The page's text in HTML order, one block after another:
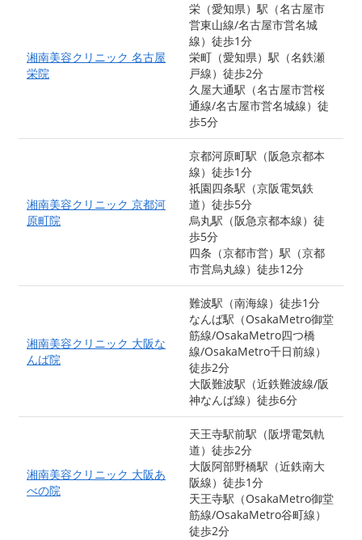
湘南美容クリニック 名古屋
栄院
栄（愛知県）駅（名古屋市
営東山線/名古屋市営名城
線）徒歩1分
栄町（愛知県）駅（名鉄瀬
戸線）徒歩2分
久屋大通駅（名古屋市営桜
通線/名古屋市営名城線）徒
歩5分
湘南美容クリニック 京都河
原町院
京都河原町駅（阪急京都本
線）徒歩1分
祇園四条駅（京阪電気鉄
道）徒歩5分
烏丸駅（阪急京都本線）徒
歩5分
四条（京都市営）駅（京都
市営烏丸線）徒歩12分
湘南美容クリニック 大阪な
んば院
難波駅（南海線）徒歩1分
なんば駅（OsakaMetro御堂
筋線/OsakaMetro四つ橋
線/OsakaMetro千日前線）
徒歩2分
大阪難波駅（近鉄難波線/阪
神なんば線）徒歩6分
湘南美容クリニック 大阪あ
べの院
天王寺駅前駅（阪堺電気軌
道）徒歩2分
大阪阿部野橋駅（近鉄南大
阪線）徒歩1分
天王寺駅（OsakaMetro御堂
筋線/OsakaMetro谷町線）
徒歩2分